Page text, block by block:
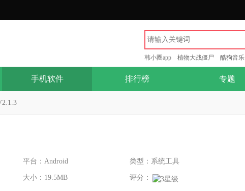
韩小圈app 植物大战僵尸 酷狗音乐
手机软件 排行榜 专题
平台：Android 类型：系统工具
大小：19.5MB 评分：